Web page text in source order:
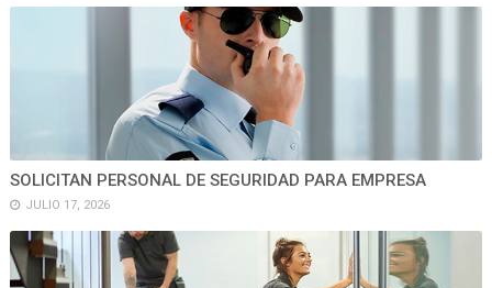
SOLICITAN PERSONAL DE SEGURIDAD PARA EMPRESA
JULIO 17, 2026